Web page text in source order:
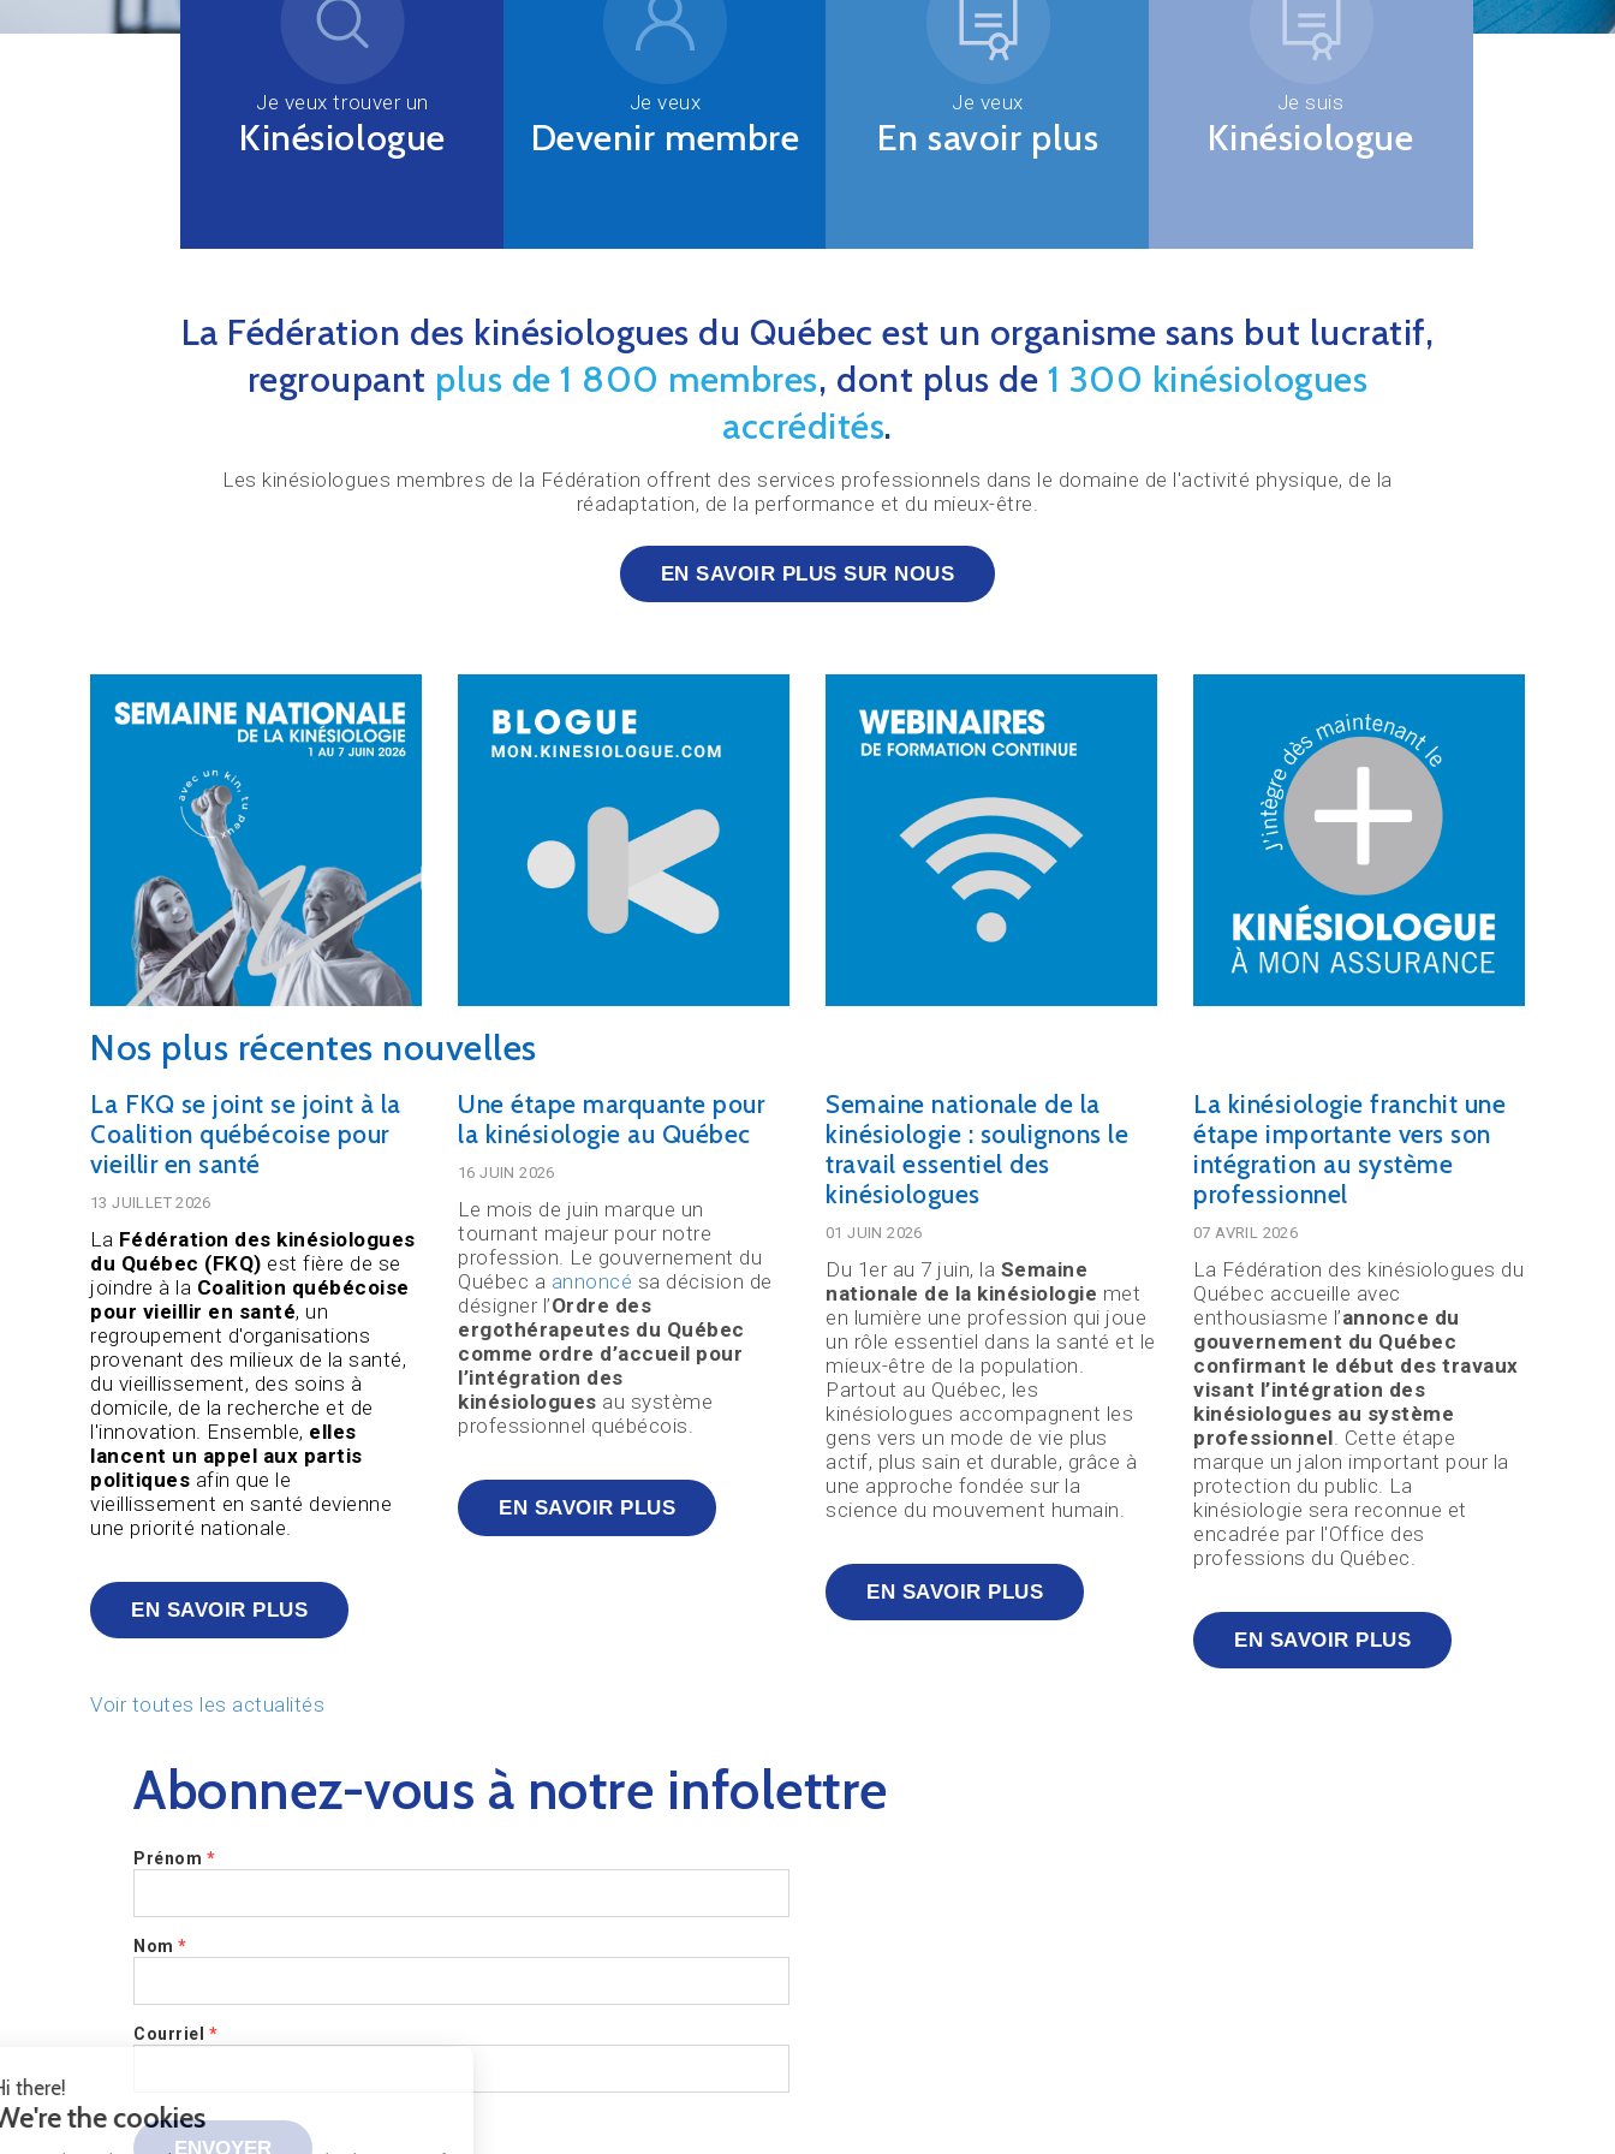
Je veux trouver un
Kinésiologue
Je veux
Devenir membre
Je veux
En savoir plus
Je suis
Kinésiologue
La Fédération des kinésiologues du Québec est un organisme sans but lucratif,
regroupant plus de 1 800 membres, dont plus de 1 300 kinésiologues
accrédités.
Les kinésiologues membres de la Fédération offrent des services professionnels dans le domaine de l'activité physique, de la
réadaptation, de la performance et du mieux-être.
EN SAVOIR PLUS SUR NOUS
Nos plus récentes nouvelles
La FKQ se joint se joint à la
Coalition québécoise pour
vieillir en santé
13 JUILLET 2026
La Fédération des kinésiologues
du Québec (FKQ) est fière de se
joindre à la Coalition québécoise
pour vieillir en santé, un
regroupement d'organisations
provenant des milieux de la santé,
du vieillissement, des soins à
domicile, de la recherche et de
l'innovation. Ensemble, elles
lancent un appel aux partis
politiques afin que le
vieillissement en santé devienne
une priorité nationale.
EN SAVOIR PLUS
Une étape marquante pour
la kinésiologie au Québec
16 JUIN 2026
Le mois de juin marque un
tournant majeur pour notre
profession. Le gouvernement du
Québec a annoncé sa décision de
désigner l’Ordre des
ergothérapeutes du Québec
comme ordre d’accueil pour
l’intégration des
kinésiologues au système
professionnel québécois.
EN SAVOIR PLUS
Semaine nationale de la
kinésiologie : soulignons le
travail essentiel des
kinésiologues
01 JUIN 2026
Du 1er au 7 juin, la Semaine
nationale de la kinésiologie met
en lumière une profession qui joue
un rôle essentiel dans la santé et le
mieux-être de la population.
Partout au Québec, les
kinésiologues accompagnent les
gens vers un mode de vie plus
actif, plus sain et durable, grâce à
une approche fondée sur la
science du mouvement humain.
EN SAVOIR PLUS
La kinésiologie franchit une
étape importante vers son
intégration au système
professionnel
07 AVRIL 2026
La Fédération des kinésiologues du
Québec accueille avec
enthousiasme l’annonce du
gouvernement du Québec
confirmant le début des travaux
visant l’intégration des
kinésiologues au système
professionnel . Cette étape
marque un jalon important pour la
protection du public. La
kinésiologie sera reconnue et
encadrée par l'Office des
professions du Québec.
EN SAVOIR PLUS
Voir toutes les actualités
Abonnez-vous à notre infolettre
Prénom *
Nom *
Courriel *
ENVOYER